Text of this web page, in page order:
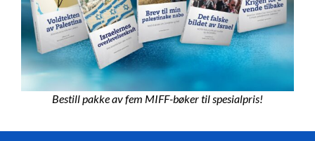
Bestill pakke av fem MIFF-bøker til spesialpris!